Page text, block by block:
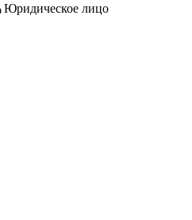
Юридическое лицо